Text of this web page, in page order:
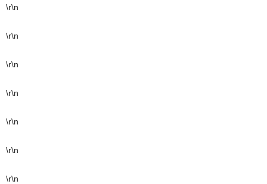
\r\n
\r\n
\r\n
\r\n
\r\n
\r\n
\r\n